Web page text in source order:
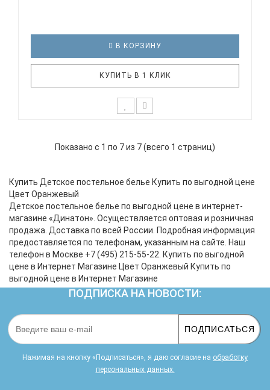
В КОРЗИНУ
КУПИТЬ В 1 КЛИК
каждый родитель подходит очень основательно.
веселый рисунок, высокая устойчивость к частым
стиркам – очень важные пар..
Показано с 1 по 7 из 7 (всего 1 страниц)
Купить Детское постельное белье Купить по выгодной цене
Цвет Оранжевый
Детское постельное белье по выгодной цене в интернет-
магазине «Динатон». Осуществляется оптовая и розничная
продажа. Доставка по всей России. Подробная информация
предоставляется по телефонам, указанным на сайте. Наш
телефон в Москве +7 (495) 215-55-22. Купить по выгодной
цене в Интернет Магазине Цвет Оранжевый Купить по
выгодной цене в Интернет Магазине
ПОДПИСКА НА НОВОСТИ:
ПОДПИСАТЬСЯ
Нажимая на кнопку «Подписаться», я даю cогласие на обработку
персональных данных.